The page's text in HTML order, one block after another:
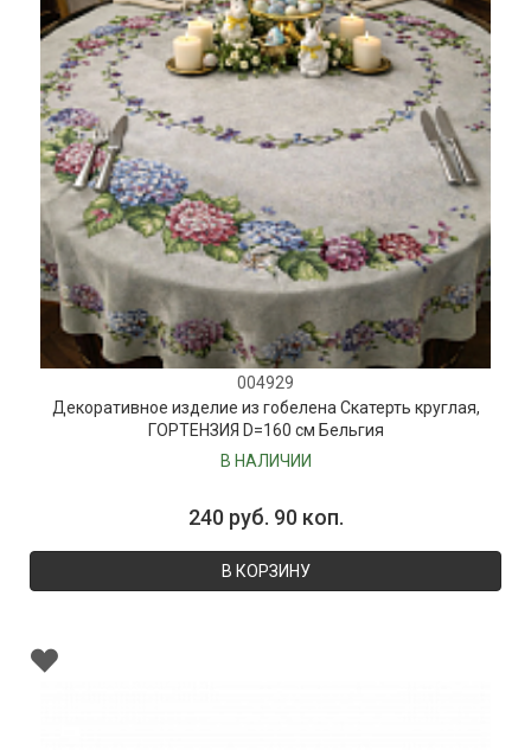
004929
Декоративное изделие из гобелена Скатерть круглая,
ГОРТЕНЗИЯ D=160 см Бельгия
В НАЛИЧИИ
240 руб. 90 коп.
В КОРЗИНУ